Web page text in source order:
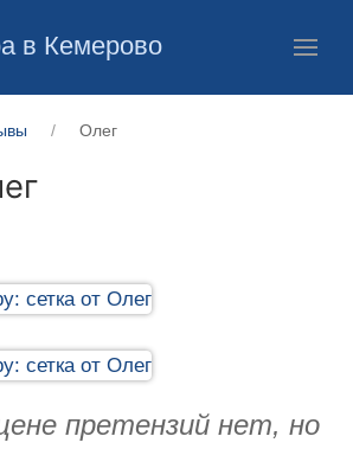
в Кемерово
Олег
претензий нет, но